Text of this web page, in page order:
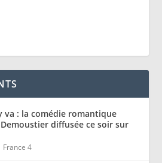
va : la comédie romantique
diffusée ce soir sur
France 4